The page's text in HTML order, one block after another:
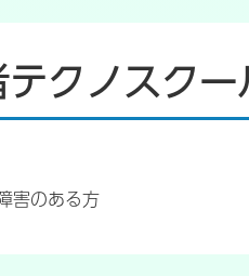
クノスクー
害のある方